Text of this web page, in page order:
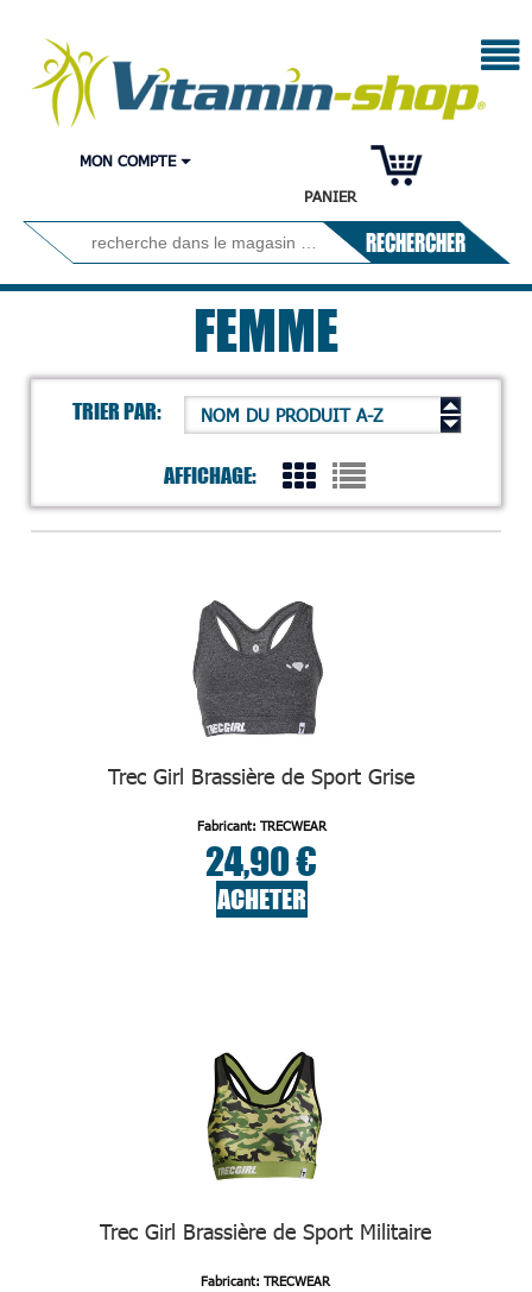
PANIER
MON COMPTE
RECHERCHER
FEMME
TRIER PAR: NOM DU PRODUIT A-Z
AFFICHAGE:
Trec Girl Brassière de Sport Grise
Fabricant: TRECWEAR
24,90 €
ACHETER
Trec Girl Brassière de Sport Militaire
Fabricant: TRECWEAR